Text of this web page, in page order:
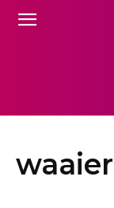
waaier